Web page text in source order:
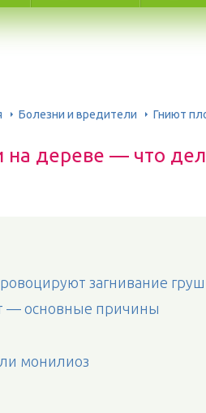
Болезни и вредители Гниют
дереве — что
загнивание груш
— основные причины
монилиоз